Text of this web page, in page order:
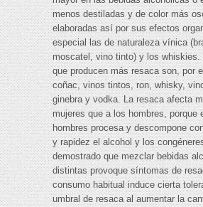
menos destiladas y de color más
elaboradas así por sus efectos
especial las de naturaleza vínica
moscatel, vino tinto) y los whiskies.
que producen más resaca son, por
coñac, vinos tintos, ron, whisky,
ginebra y vodka. La resaca afecta
mujeres que a los hombres, porque
hombres procesa y descompone
y rapidez el alcohol y los
demostrado que mezclar bebidas
distintas provoque síntomas de
consumo habitual induce cierta
umbral de resaca al aumentar la